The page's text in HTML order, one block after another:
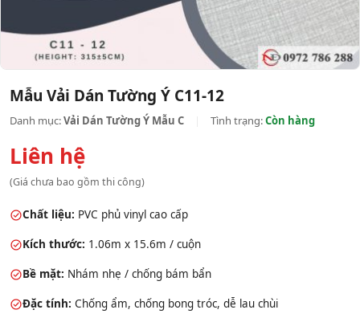
Mẫu Vải Dán Tường Ý C11-12
Danh mục:Vải Dán Tường Ý Mẫu C Tình trạng:Còn hàng
Liên hệ
(Giá chưa bao gồm thi công)
Chất liệu: PVC phủ vinyl cao cấp
Kích thước: 1.06m x 15.6m / cuộn
Bề mặt: Nhám nhẹ / chống bám bẩn
Đặc tính: Chống ẩm, chống bong tróc, dễ lau chùi